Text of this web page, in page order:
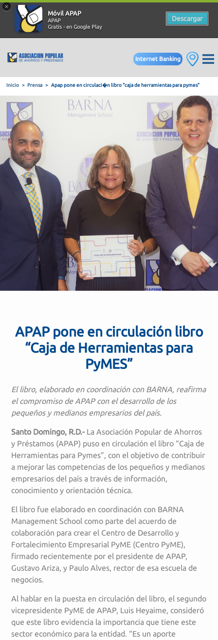
×
Móvil APAP
APAP
Gratis - en Google Play
Descargar
Internet Banking
Inicio Apap pone en circulaci�n libro “caja de
APAP pone en circulación libro
“Caja de Herramientas para
PyMES”
El libro, elaborado en coordinación con BARNA, reafirma
el compromiso de APAP con el desarrollo de los
pequeños y medianos empresarios del país.
Santo Domingo, R.D.- La Asociación Popular de Ahorros
y Préstamos (APAP) puso en circulación el libro “Caja de
Herramientas para Pymes”, con el objetivo de contribuir
a mejorar las competencias de los pequeños y medianos
empresarios del país a través de información,
conocimiento y orientación técnica.
El libro fue elaborado en coordinación con BARNA
Management School como parte del acuerdo de
colaboración para crear el Centro de Desarrollo y
Fortalecimiento Empresarial PyME (Centro PyME),
firmado recientemente por el presidente de APAP,
Gustavo Ariza, y Paulo Alves, rector de esa escuela de
negocios.
Al hablar en la puesta en circulación del libro, el segundo
vicepresidente PyME de APAP, Luis Heyaime, consideró
que este libro evidencia la importancia que tiene este
sector económico para la entidad. “Es un aporte